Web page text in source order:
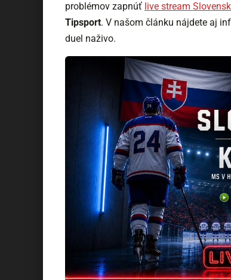
problémov zapnúť live stream
Tipsport. V našom článku nájdete aj
duel naživo.